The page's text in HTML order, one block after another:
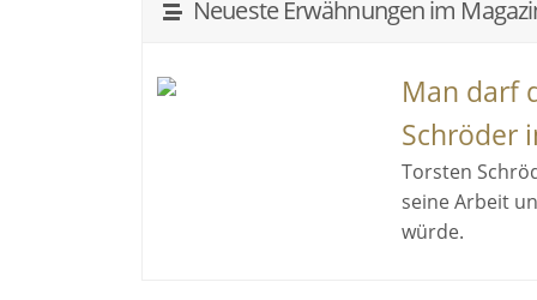
Neueste Erwähnungen im
Man darf
Schröder
Torsten
seine Arbeit
würde.